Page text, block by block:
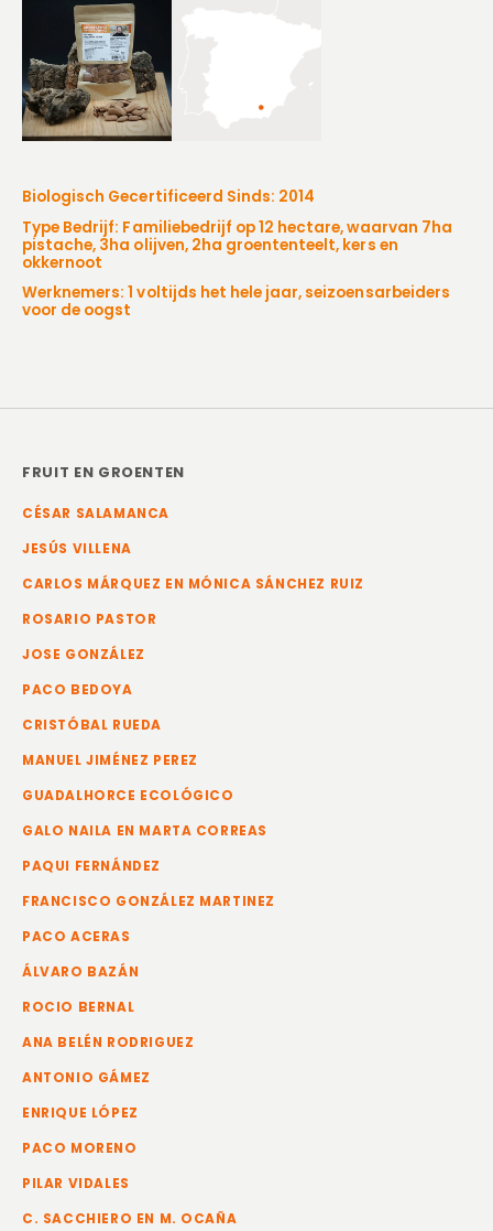
Biologisch Gecertificeerd Sinds: 2014
Type Bedrijf: Familiebedrijf op 12 hectare, waarvan 7ha
pistache, 3ha olijven, 2ha groententeelt, kers en
okkernoot
Werknemers: 1 voltijds het hele jaar, seizoensarbeiders
voor de oogst
FRUIT EN GROENTEN
CÉSAR SALAMANCA
JESÚS VILLENA
CARLOS MÁRQUEZ EN MÓNICA SÁNCHEZ RUIZ
ROSARIO PASTOR
JOSE GONZÁLEZ
PACO BEDOYA
CRISTÓBAL RUEDA
MANUEL JIMÉNEZ PEREZ
GUADALHORCE ECOLÓGICO
GALO NAILA EN MARTA CORREAS
PAQUI FERNÁNDEZ
FRANCISCO GONZÁLEZ MARTINEZ
PACO ACERAS
ÁLVARO BAZÁN
ROCIO BERNAL
ANA BELÉN RODRIGUEZ
ANTONIO GÁMEZ
ENRIQUE LÓPEZ
PACO MORENO
PILAR VIDALES
C. SACCHIERO EN M. OCAÑA